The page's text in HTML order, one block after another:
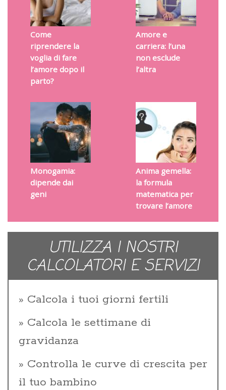
Come
riprendere la
voglia di fare
l’amore dopo il
parto?
Amore e
carriera: l’una
non esclude
l’altra
Monogamia:
dipende dai
geni
Anima gemella:
la formula
matematica per
trovare l’amore
UTILIZZA I NOSTRI
CALCOLATORI E SERVIZI
Calcola i tuoi giorni fertili
Calcola le settimane di
gravidanza
Controlla le curve di crescita per
il tuo bambino